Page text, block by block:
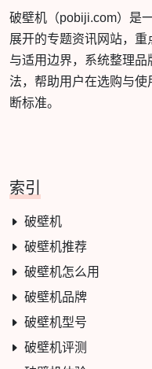
破壁机（pobiji.com）是
展开的专题资讯网站，
与适用边界，系统整理
法，帮助用户在选购与使
断标准。
索引
破壁机
破壁机推荐
破壁机怎么用
破壁机品牌
破壁机型号
破壁机评测